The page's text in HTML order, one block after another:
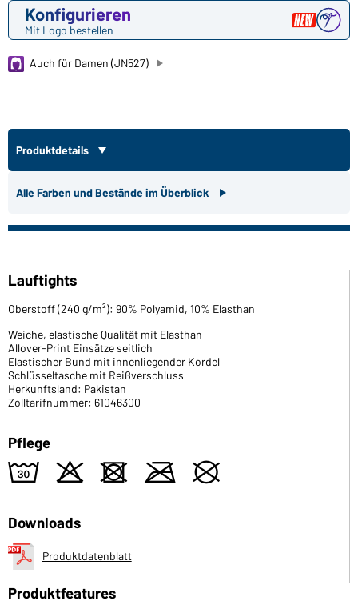
Konfigurieren
Mit Logo bestellen
Auch für Damen (JN527)
Produktdetails
Alle Farben und Bestände im Überblick
Lauftights
Oberstoff (240 g/m²): 90% Polyamid, 10% Elasthan
Weiche, elastische Qualität mit Elasthan
Allover-Print Einsätze seitlich
Elastischer Bund mit innenliegender Kordel
Schlüsseltasche mit Reißverschluss
Herkunftsland: Pakistan
Zolltarifnummer: 61046300
Pflege
w o d m U
Downloads
Produktdatenblatt
Produktfeatures